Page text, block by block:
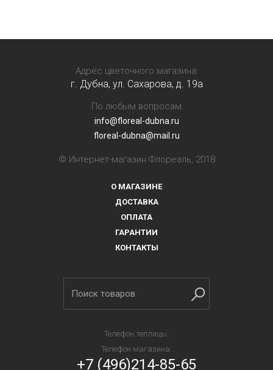
Адрес цветочного магазина:
г. Дубна, ул. Сахарова, д. 19a
По любым вопросам
info@floreal-dubna.ru
floreal-dubna@mail.ru
© Интернет-магазин Флореаль, 2018
О МАГАЗИНЕ
ДОСТАВКА
ОПЛАТА
ГАРАНТИИ
КОНТАКТЫ
Телефон теплицы:
Телефон магазина:
+7 (496)214-85-65